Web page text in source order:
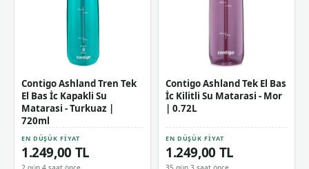
Contigo Ashland Tren Tek
El Bas İc Kapakli Su
Matarasi - Turkuaz |
720ml
EN DÜŞÜK FIYAT
1.249,00 TL
Contigo Ashland Tek El Bas
İc Kilitli Su Matarasi - Mor
| 0.72L
EN DÜŞÜK FIYAT
1.249,00 TL